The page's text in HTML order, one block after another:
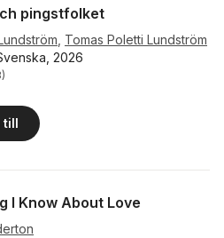
pingstfolket
Tomas Poletti Lundström
2026
Totalt antal röster:
)
till
I Know About Love